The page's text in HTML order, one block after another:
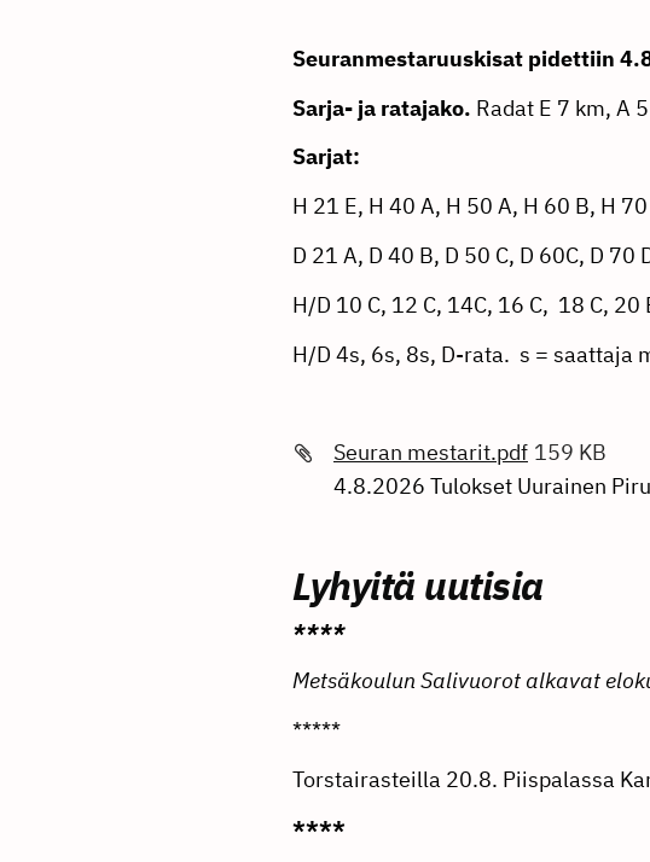
Seuranmestaruuskisat pidettiin
Sarja- ja ratajako. Radat E 7 km, A
Sarjat:
H 21 E, H 40 A, H 50 A, H 60 B, H
D 21 A, D 40 B, D 50 C, D 60C, D 70
H/D 10 C, 12 C, 14C, 16 C, 18 C, 20
H/D 4s, 6s, 8s, D-rata. s = saattaja
Seuran mestarit.pdf 159 KB
4.8.2026 Tulokset Uurainen
Lyhyitä uutisia
****
Metsäkoulun Salivuorot alkavat
*****
Torstairasteilla 20.8. Piispalassa
****